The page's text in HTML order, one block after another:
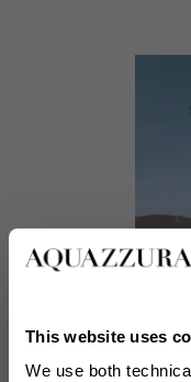
This website uses
We use both
Ein Pied-Nu-Effekt
wie kühlem Mint